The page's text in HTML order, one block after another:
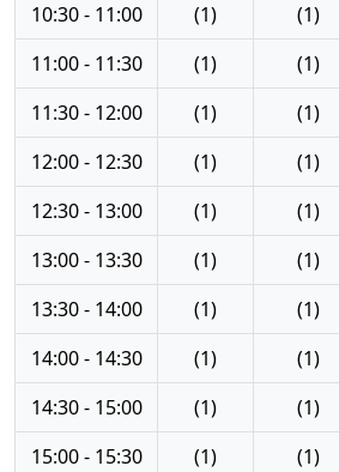
10:30 - 11:00
(1) (1)
11:00 - 11:30
(1) (1)
11:30 - 12:00
(1) (1)
12:00 - 12:30
(1) (1)
12:30 - 13:00
(1) (1)
13:00 - 13:30
(1) (1)
13:30 - 14:00
(1) (1)
14:00 - 14:30
(1) (1)
14:30 - 15:00
(1) (1)
15:00 - 15:30
(1) (1)